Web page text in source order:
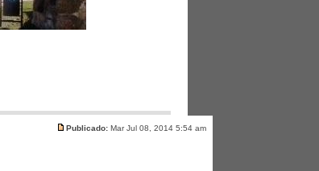
Publicado: Mar Jul 08, 2014 5:54 am